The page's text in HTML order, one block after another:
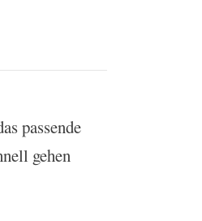
passende
gehen